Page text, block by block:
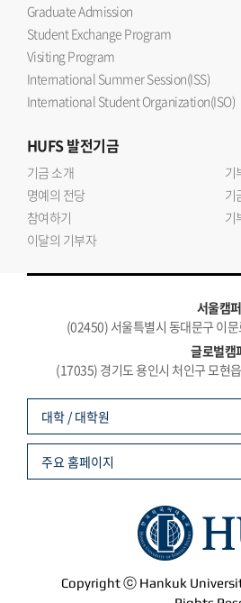
Graduate Admission
Student Exchange Program
Visiting Program
International Summer Session(ISS)
International Student Organization(ISO)
HUFS발전기금
기금 소개
기
명예의 전당
기
참여하기
기
이달의 기부자
서울캠
(02450) 서울특별시 동대문구 이
글로벌캠
(17035) 경기도 용인시 처인구 모현
Copyright ⓒ Hankuk
대학 / 대학원
주요 홈페이지